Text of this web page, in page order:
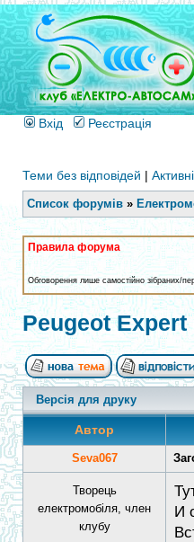
Вхід Реєстрація
Теми без відповідей |
Список форумів »
Правила форума
Обговорення лише самостійно зібраних/
Peugeot
Версія для друку
Автор
Seva067
Творець
електромобіля, член
клубу
И